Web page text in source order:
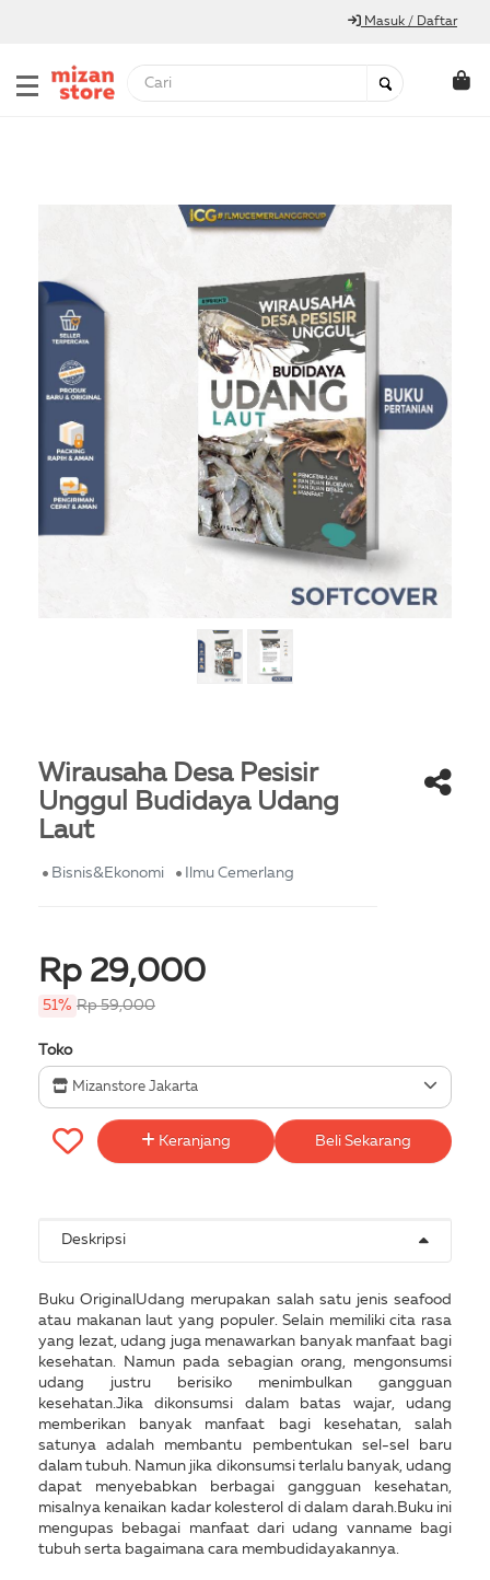
Masuk / Daftar
Wirausaha Desa Pesisir
Unggul Budidaya Udang
Laut
Bisnis&Ekonomi Ilmu Cemerlang
Rp 29,000
51% Rp 59,000
Toko
Mizanstore Jakarta
Keranjang Beli Sekarang
Deskripsi
Buku OriginalUdang merupakan salah satu jenis seafood
atau makanan laut yang populer. Selain memiliki cita rasa
yang lezat, udang juga menawarkan banyak manfaat bagi
kesehatan. Namun pada sebagian orang, mengonsumsi
udang justru berisiko menimbulkan gangguan
kesehatan.Jika dikonsumsi dalam batas wajar, udang
memberikan banyak manfaat bagi kesehatan, salah
satunya adalah membantu pembentukan sel-sel baru
dalam tubuh. Namun jika dikonsumsi terlalu banyak, udang
dapat menyebabkan berbagai gangguan kesehatan,
misalnya kenaikan kadar kolesterol di dalam darah.Buku ini
mengupas bebagai manfaat dari udang vanname bagi
tubuh serta bagaimana cara membudidayakannya.